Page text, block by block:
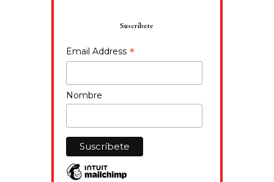
Suscríbete
Email Address *
Nombre